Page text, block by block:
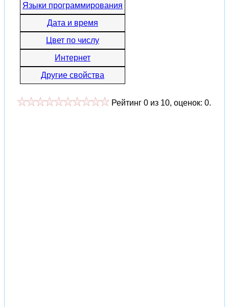
Языки программирования
Дата и время
Цвет по числу
Интернет
Другие свойства
Рейтинг 0 из 10, оценок: 0.